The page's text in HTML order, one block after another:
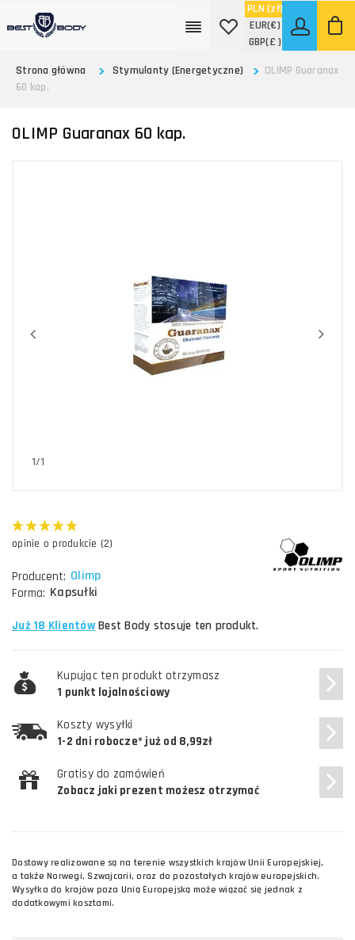
PLN (zł)
EUR(€)
GBP(£ )
Strona główna
Stymulanty (Energetyczne)
OLIMP Guaranax
60 kap.
OLIMP Guaranax 60 kap.
1/1
opinie o produkcie (2)
Producent: Olimp
Forma: Kapsułki
Już 18 KlientówBest Body stosuje ten produkt.
Kupując ten produkt otrzymasz
1 punkt lojalnościowy
Koszty wysyłki
1-2 dni robocze* już od 8,99zł
Gratisy do zamówień
Zobacz jaki prezent możesz otrzymać
Dostawy realizowane są na terenie wszystkich krajów Unii Europejskiej,
a także Norwegi, Szwajcarii, oraz do pozostałych krajów europejskich.
Wysyłka do krajów poza Unią Europejską może wiązać się jednak z
dodatkowymi kosztami.